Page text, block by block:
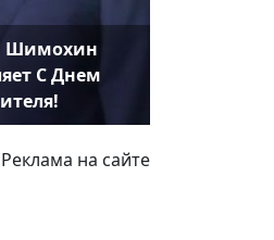
Шимохин
С Днем
Реклама на сайте